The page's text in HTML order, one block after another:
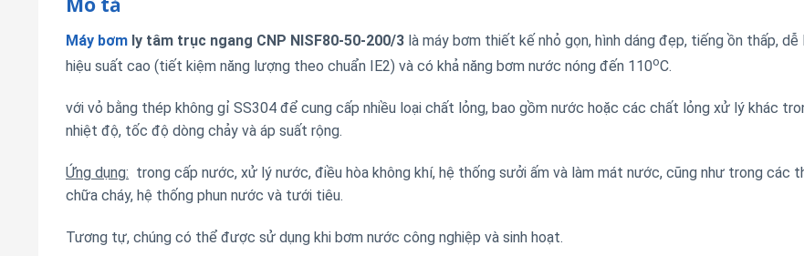
Máy bơm ly tâm trục ngang CNP NISF80-50-200/3 là máy bơm thiết kế nhỏ gọn, hình dáng đẹp, tiếng ồn thấp, dễ
hiệu suất cao (tiết kiệm năng lượng theo chuẩn IE2) và có khả năng bơm nước nóng đến 110oC.
với vỏ bằng thép không gỉ SS304 để cung cấp nhiều loại chất lỏng, bao gồm nước hoặc các chất lỏng xử lý khác
nhiệt độ, tốc độ dòng chảy và áp suất rộng.
Ứng dụng: trong cấp nước, xử lý nước, điều hòa không khí, hệ thống sưởi ấm và làm mát nước, cũng như trong các
chữa cháy, hệ thống phun nước và tưới tiêu.
Tương tự, chúng có thể được sử dụng khi bơm nước công nghiệp và sinh hoạt.